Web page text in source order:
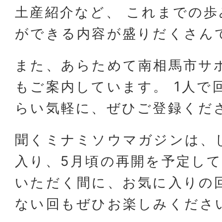
土産紹介など、 これまでの
ができる内容が盛りだくさん
また、あらためて南相馬市サ
もご案内しています。 1人で
らい気軽に、ぜひご登録くだ
聞くミナミソウマガジンは、
入り、5月頃の再開を予定し
いただく間に、お気に入りの
ない回もぜひお楽しみくださ